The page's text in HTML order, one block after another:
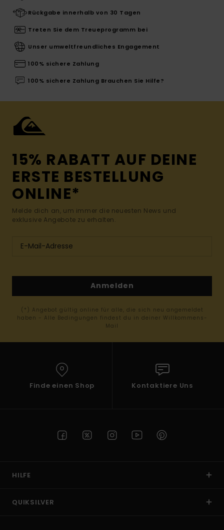
Rückgabe innerhalb von 30 Tagen
Treten Sie dem Treueprogramm bei
Unser umweltfreundliches Engagement
100% sichere Zahlung
100% sichere Zahlung Brauchen Sie Hilfe?
15% RABATT AUF DEINE
ERSTE BESTELLUNG
ONLINE*
Melde dich an, um immer die neuesten News und
exklusive Angebote zu erhalten.
Anmelden
(*) Angebot gültig online für alle, die sich neu angemeldet
haben - Alle Bedingungen findest du in deiner Willkommens-
Mail
Finde einen Shop Kontaktiere Uns
HILFE
QUIKSILVER